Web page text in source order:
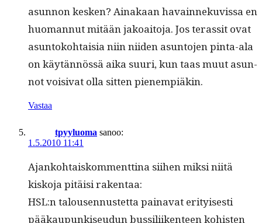
asun­non kesken? Ainakaan havain­neku­vis­sa en
huo­man­nut mitään jakoaito­ja. Jos teras­sit ovat
asun­toko­htaisia niin niiden asun­to­jen pin­ta-ala
on käytän­nössä aika suuri, kun taas muut asun­
not voisi­vat olla sit­ten pienempiäkin.
Vastaa
tpyyluoma sanoo:
1.5.2010 11:41
Ajanko­htaiskom­ment­ti­na siihen mik­si niitä
kisko­ja pitäisi rakentaa:
HSL:n talousen­nustet­ta paina­vat eri­tyis­es­ti
pääkaupunkiseudun bus­sili­iken­teen kohis­ten